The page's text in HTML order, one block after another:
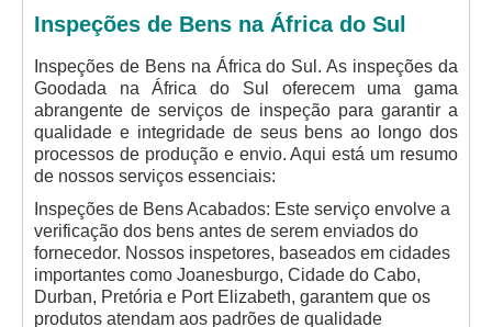
Inspeções de Bens na África do Sul
Inspeções de Bens na África do Sul. As inspeções da
Goodada na África do Sul oferecem uma gama
abrangente de serviços de inspeção para garantir a
qualidade e integridade de seus bens ao longo dos
processos de produção e envio. Aqui está um resumo
de nossos serviços essenciais:
Inspeções de Bens Acabados: Este serviço envolve a
verificação dos bens antes de serem enviados do
fornecedor. Nossos inspetores, baseados em cidades
importantes como Joanesburgo, Cidade do Cabo,
Durban, Pretória e Port Elizabeth, garantem que os
produtos atendam aos padrões de qualidade